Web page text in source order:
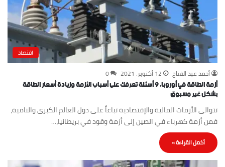
اقتصاد
أحمد عبد الفتاح 12 أكتوبر، 2021 0
أزمة الطاقة في أوروبا، ٩ أسئلة تعرفك على أسباب الأزمة وزيادة أسعار الطاقة
بشكل غير مسبوق
تتوالى الأزمات المالية والإقتصادية تباعاً على دول العالم الكبرى والنامية،
فمن أزمة كهرباء في الصين إلى أزمة وقود في بريطانيا،…
أكمل القراءة »